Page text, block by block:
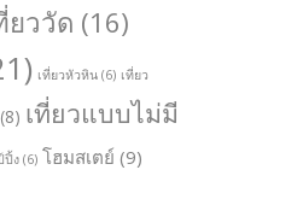
ยววัด (16)
เที่ยวหัวหิน (6) เที่ยว
(8) เที่ยวแบบไม่มี
ปิ้ง (6) โฮมสเตย์ (9)